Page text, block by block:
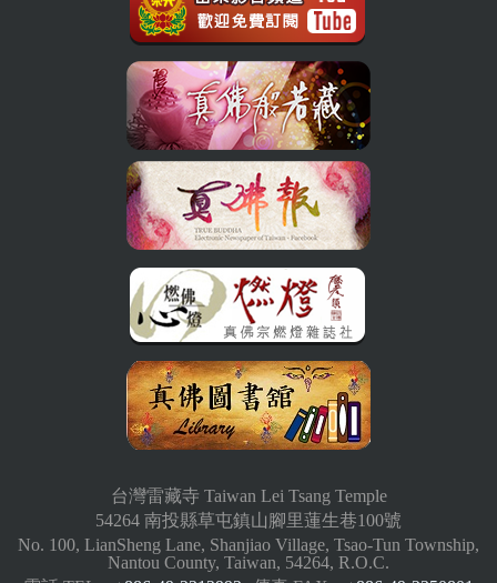
台灣雷藏寺 Taiwan Lei Tsang Temple
54264 南投縣草屯鎮山腳里蓮生巷100號
No. 100, LianSheng Lane, Shanjiao Village, Tsao-Tun Township,
Nantou County, Taiwan, 54264, R.O.C.